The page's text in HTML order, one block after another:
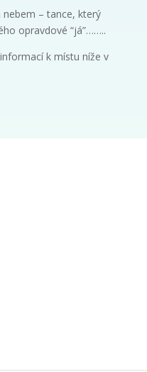
– tance, který
opravdové “já”……..
k místu níže v